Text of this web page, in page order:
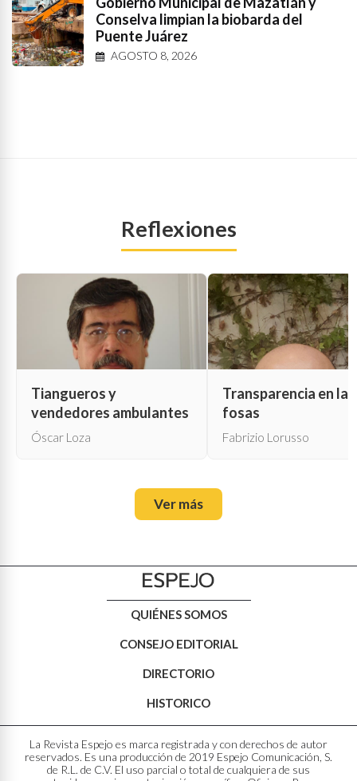
Conselva limpian la biobarda del
Puente Juárez
AGOSTO 8, 2026
Reflexiones
Tiangueros y
vendedores ambulantes
Óscar Loza
Transparencia en las
fosas
Fabrizio Lorusso
Ver más
QUIÉNES SOMOS
CONSEJO EDITORIAL
DIRECTORIO
HISTORICO
La Revista Espejo es marca registrada y con derechos de autor
reservados. Es una producción de 2019 Espejo Comunicación, S.
de R.L. de C.V. El uso parcial o total de cualquiera de sus